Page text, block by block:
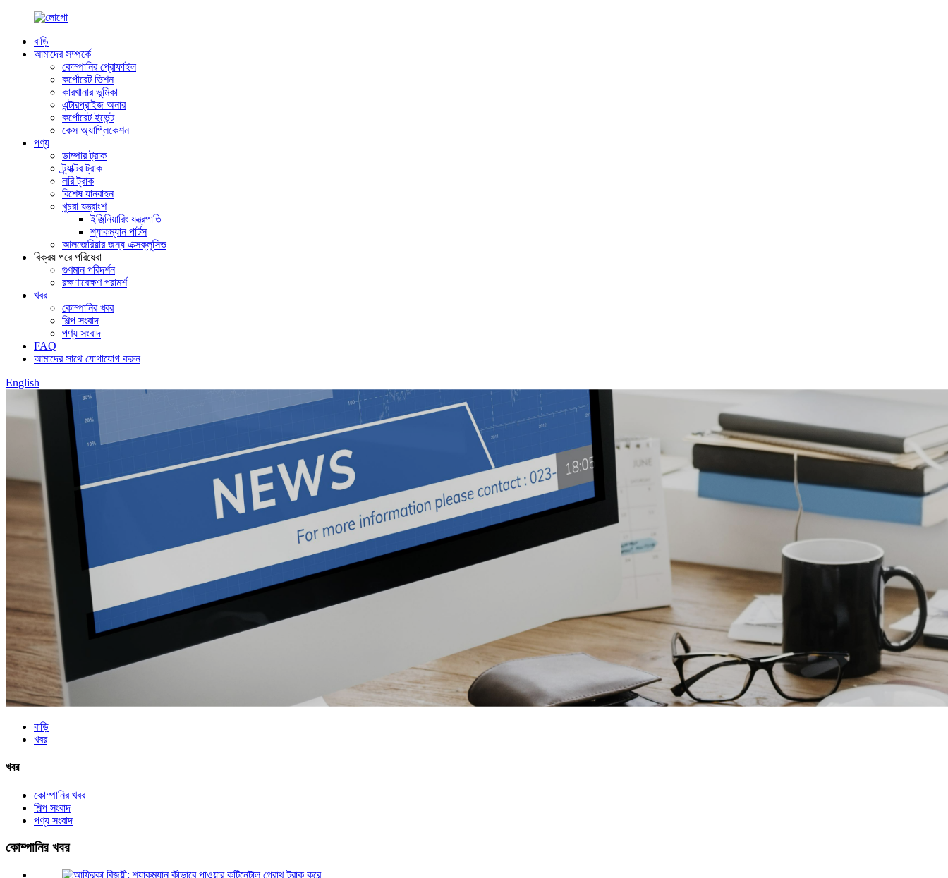
বাড়ি
আমাদের সম্পর্কে
কোম্পানির প্রোফাইল
কর্পোরেট ভিশন
কারখানার ভূমিকা
এন্টারপ্রাইজ অনার
কর্পোরেট ইভেন্ট
কেস অ্যাপ্লিকেশন
পণ্য
ডাম্পার ট্রাক
ট্র্যাক্টর ট্রাক
লরি ট্রাক
বিশেষ যানবাহন
খুচরা যন্ত্রাংশ
ইঞ্জিনিয়ারিং যন্ত্রপাতি
শ্যাকম্যান পার্টস
আলজেরিয়ার জন্য এক্সক্লুসিভ
বিক্রয় পরে পরিষেবা
গুণমান পরিদর্শন
রক্ষণাবেক্ষণ পরামর্শ
খবর
কোম্পানির খবর
শিল্প সংবাদ
পণ্য সংবাদ
FAQ
আমাদের সাথে যোগাযোগ করুন
English
বাড়ি
খবর
খবর
কোম্পানির খবর
শিল্প সংবাদ
পণ্য সংবাদ
কোম্পানির খবর